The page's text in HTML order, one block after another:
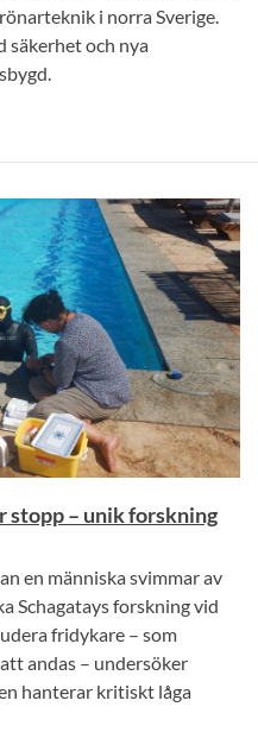
i norra Sverige.
säkerhet och nya
stopp – unik forskning
en människa svimmar av
Schagatays forskning vid
fridykare – som
andas – undersöker
hanterar kritiskt låga